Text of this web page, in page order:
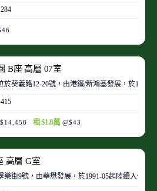
284
B座 高層 07室
於葵義路12-20號，由港鐵/新鴻基發展，於
415
租 $1.8萬 @$43
高層 G室
樂街9號，由華懋發展，於1991-05起陸續入伙